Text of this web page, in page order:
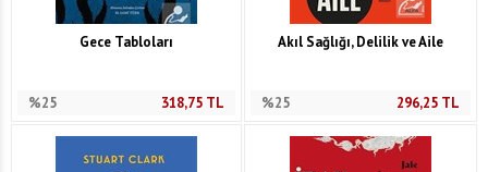
Gece Tabloları
%25 318,75TL
Akıl Sağlığı, Delilik ve Aile
%25 296,25 TL